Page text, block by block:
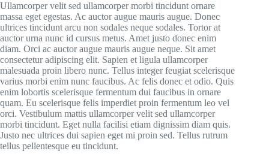
Ullamcorper velit sed ullamcorper morbi tincidunt ornare
massa eget egestas. Ac auctor augue mauris augue. Donec
ultrices tincidunt arcu non sodales neque sodales. Tortor at
auctor urna nunc id cursus metus. Amet justo donec enim
diam. Orci ac auctor augue mauris augue neque. Sit amet
consectetur adipiscing elit. Sapien et ligula ullamcorper
malesuada proin libero nunc. Tellus integer feugiat scelerisque
varius morbi enim nunc faucibus. Ac felis donec et odio. Quis
enim lobortis scelerisque fermentum dui faucibus in ornare
quam. Eu scelerisque felis imperdiet proin fermentum leo vel
orci. Vestibulum mattis ullamcorper velit sed ullamcorper
morbi tincidunt. Eget nulla facilisi etiam dignissim diam quis.
Justo nec ultrices dui sapien eget mi proin sed. Tellus rutrum
tellus pellentesque eu tincidunt.